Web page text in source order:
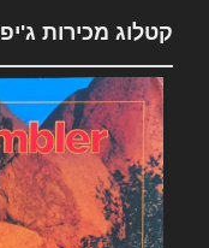
קטלוג מכירות ג'יפ 1981